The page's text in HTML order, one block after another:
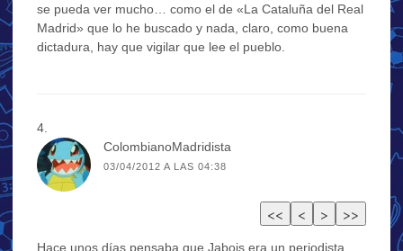
se pueda ver mucho… como el de «La Cataluña del Real
Madrid» que lo he buscado y nada, claro, como buena
dictadura, hay que vigilar que lee el pueblo.
ColombianoMadridista
03/04/2012 A LAS 04:38
Hace unos días pensaba que Jabois era un periodista